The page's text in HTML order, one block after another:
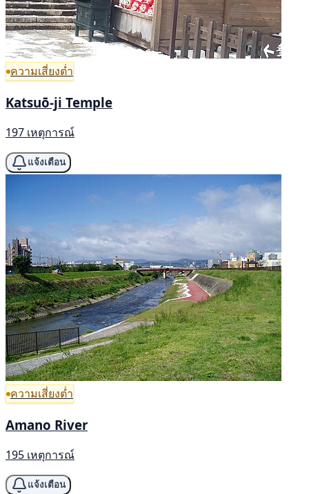
ความเสี่ยงต่ำ
Katsuō-ji Temple
197 เหตุการณ์
แจ้งเตือน
ความเสี่ยงต่ำ
Amano River
195 เหตุการณ์
แจ้งเตือน